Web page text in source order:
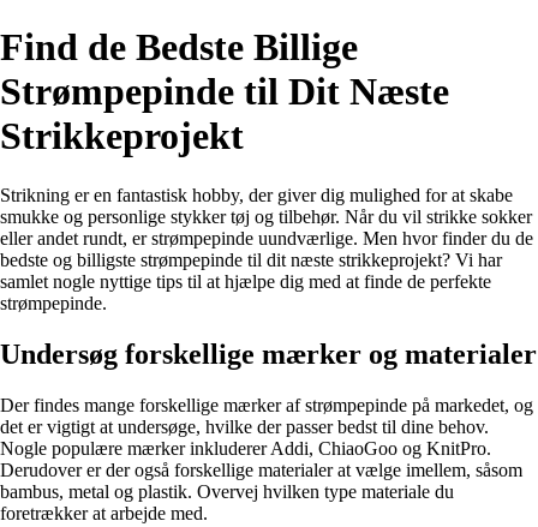
Find de Bedste Billige
Strømpepinde til Dit Næste
Strikkeprojekt
Strikning er en fantastisk hobby, der giver dig mulighed for at skabe
smukke og personlige stykker tøj og tilbehør. Når du vil strikke sokker
eller andet rundt, er strømpepinde uundværlige. Men hvor finder du de
bedste og billigste strømpepinde til dit næste strikkeprojekt? Vi har
samlet nogle nyttige tips til at hjælpe dig med at finde de perfekte
strømpepinde.
Undersøg forskellige mærker og materialer
Der findes mange forskellige mærker af strømpepinde på markedet, og
det er vigtigt at undersøge, hvilke der passer bedst til dine behov.
Nogle populære mærker inkluderer Addi, ChiaoGoo og KnitPro.
Derudover er der også forskellige materialer at vælge imellem, såsom
bambus, metal og plastik. Overvej hvilken type materiale du
foretrækker at arbejde med.